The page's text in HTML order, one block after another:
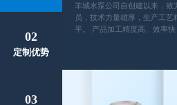
02
定制优势
03
羊城水泵公司自创建以来，致
员，技术力量雄厚，生产工
平。 产品加工精度高、效率